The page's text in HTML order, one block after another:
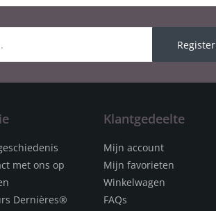
Register
met ons op
Dernières®
Klantgedeelte
Mijn account
Mijn favorieten
Winkelwagen
FAQs